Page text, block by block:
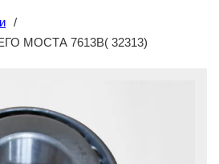
/
МОСТА 7613B( 32313)